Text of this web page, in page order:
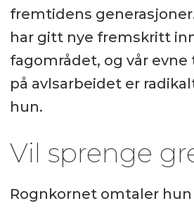
fremtidens
har gitt nye fremskritt
fagområdet, og vår
på avlsarbeidet er
hun.
Vil sprenge
Rognkornet omtaler